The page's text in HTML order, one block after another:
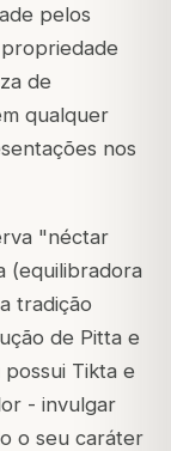
pelos
de
qualquer
nos
"néctar
(equilibradora
tradição
de Pitta e
Tikta e
- invulgar
o seu caráter